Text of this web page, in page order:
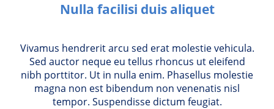
Nulla facilisi duis aliquet
Vivamus hendrerit arcu sed erat molestie vehicula.
Sed auctor neque eu tellus rhoncus ut eleifend
nibh porttitor. Ut in nulla enim. Phasellus molestie
magna non est bibendum non venenatis nisl
tempor. Suspendisse dictum feugiat.